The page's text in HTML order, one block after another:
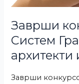
Заврши
Систем
архитекти
Заврши